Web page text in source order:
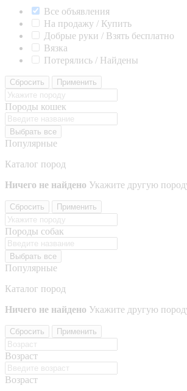
Все объявления
На продажу / Купить
Добрые руки / Взять бесплатно
Вязка
Потерялись / Найдены
Сбросить Применить
Породы кошек
Выбрать все
Популярные
Каталог пород
Ничего не найдено Укажите другую
Сбросить Применить
Породы собак
Выбрать все
Популярные
Каталог пород
Ничего не найдено Укажите другую
Сбросить Применить
Возраст
Возраст